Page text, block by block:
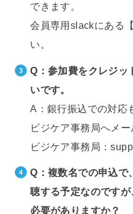
できます。
会員専用slackにある
い。
Q：参加費をクレジッ
いです。
A：銀行振込での対応
ビジケア事務局へメ
ビジケア事務局：
Q：複数名での申込で
聴する予定なのですが
必要がありますか？